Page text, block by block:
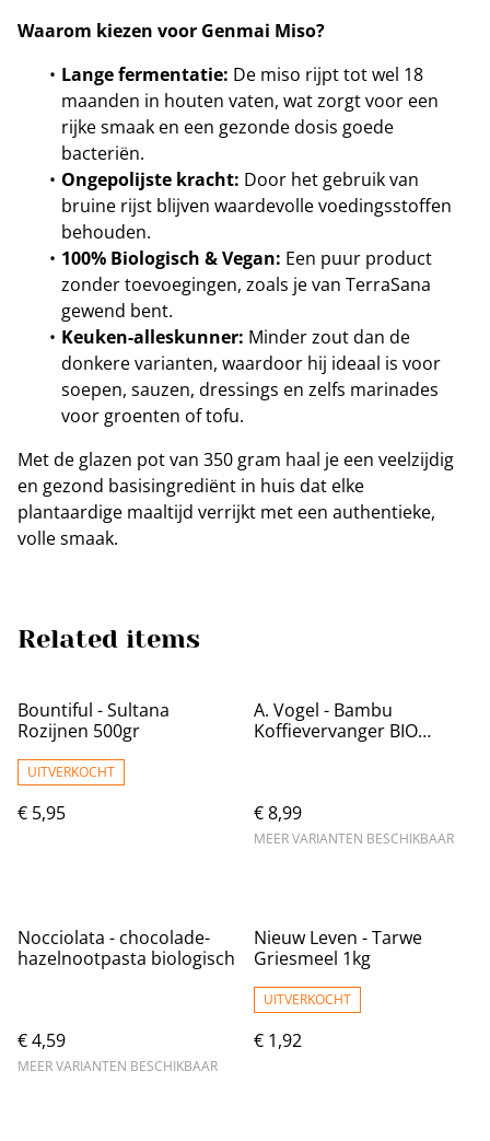
Waarom kiezen voor Genmai Miso?
Lange fermentatie: De miso rijpt tot wel 18
maanden in houten vaten, wat zorgt voor een
rijke smaak en een gezonde dosis goede
bacteriën.
Ongepolijste kracht: Door het gebruik van
bruine rijst blijven waardevolle voedingsstoffen
behouden.
100% Biologisch & Vegan: Een puur product
zonder toevoegingen, zoals je van TerraSana
gewend bent.
Keuken-alleskunner: Minder zout dan de
donkere varianten, waardoor hij ideaal is voor
soepen, sauzen, dressings en zelfs marinades
voor groenten of tofu.
Met de glazen pot van 350 gram haal je een veelzijdig
en gezond basisingrediënt in huis dat elke
plantaardige maaltijd verrijkt met een authentieke,
volle smaak.
Related items
Bountiful - Sultana
Rozijnen 500gr
UITVERKOCHT
€ 5,95
A. Vogel - Bambu
Koffievervanger BIO
€ 8,99
MEER VARIANTEN BESCHIKBAAR
Nocciolata - chocolade-
hazelnootpasta biologisch
€ 4,59
MEER VARIANTEN BESCHIKBAAR
Nieuw Leven - Tarwe
Griesmeel 1kg
UITVERKOCHT
€ 1,92